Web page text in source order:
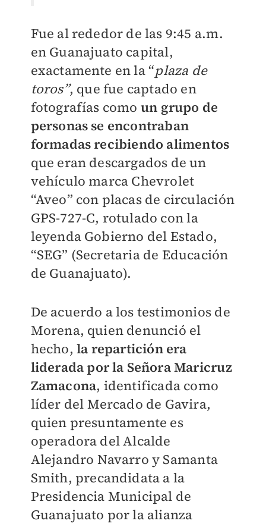
Fue al rededor de las 9:45 a.m.
en Guanajuato capital,
exactamente en la “plaza de
toros”, que fue captado en
fotografías como un grupo de
personas se encontraban
formadas recibiendo alimentos
que eran descargados de un
vehículo marca Chevrolet
“Aveo” con placas de circulación
GPS-727-C, rotulado con la
leyenda Gobierno del Estado,
“SEG” (Secretaria de Educación
de Guanajuato).
De acuerdo a los testimonios de
Morena, quien denunció el
hecho, la repartición era
liderada por la Señora Maricruz
Zamacona, identificada como
líder del Mercado de Gavira,
quien presuntamente es
operadora del Alcalde
Alejandro Navarro y Samanta
Smith, precandidata a la
Presidencia Municipal de
Guanajuato por la alianza